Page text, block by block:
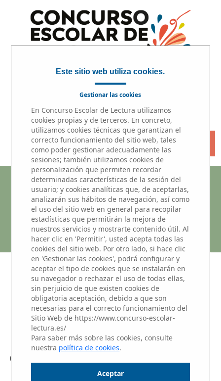
INICIO|PARTICIPA|PREMIOS
« VOLVER
Microrrelatos
Participantes del centros educativo
MONTE TABOR
NIVEL 3: Alumnos de 1 y 2 de
BACHILLERATO
Haz clic sobre el nombre del alumno para
escuchar su Microrrelato.
Este sitio web utiliza cookies.
Gestionar las cookies
En Concurso Escolar de Lectura utilizamos
cookies propias y de terceros. En concreto,
utilizamos cookies técnicas que garantizan el
correcto funcionamiento del sitio web, tales
como poder gestionar adecuadamente las
sesiones; también utilizamos cookies de
personalización que permiten recordar
determinadas características de la sesión del
usuario; y cookies analíticas que, de aceptarlas,
analizarán sus hábitos de navegación, así como
el uso del sitio web en general para recopilar
estadísticas que permitirán la mejora de
nuestros servicios y mostrarte contenido útil. Al
hacer clic en 'Permitir', usted acepta todas las
cookies del sitio web. Por otro lado, si hace clic
en 'Gestionar las cookies', podrá configurar y
aceptar el tipo de cookies que se instalarán en
su navegador o rechazar el uso de todas ellas,
sin perjuicio de que existen cookies de
obligatoria aceptación, debido a que son
necesarias para el correcto funcionamiento del
Sitio Web de https://www.concurso-escolar-
lectura.es/
Para saber más sobre las cookies, consulte
nuestra política de cookies.
Aceptar